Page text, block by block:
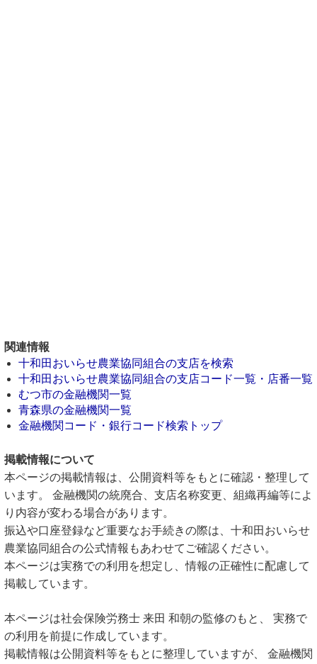
関連情報
十和田おいらせ農業協同組合の支店を検索
十和田おいらせ農業協同組合の支店コード一覧・店番一覧
むつ市の金融機関一覧
青森県の金融機関一覧
金融機関コード・銀行コード検索トップ
掲載情報について
本ページの掲載情報は、公開資料等をもとに確認・整理して
います。 金融機関の統廃合、支店名称変更、組織再編等によ
り内容が変わる場合があります。
振込や口座登録など重要なお手続きの際は、十和田おいらせ
農業協同組合の公式情報もあわせてご確認ください。
本ページは実務での利用を想定し、情報の正確性に配慮して
掲載しています。
本ページは社会保険労務士 来田 和朝の監修のもと、 実務で
の利用を前提に作成しています。
掲載情報は公開資料等をもとに整理していますが、 金融機関